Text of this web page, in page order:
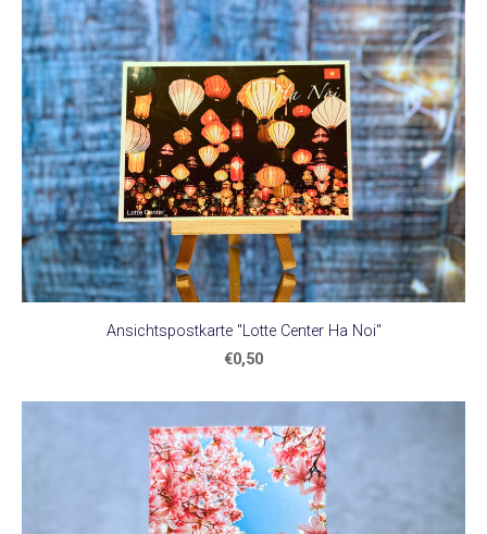
Ansichtspostkarte "Lotte Center Ha Noi"
€0,50